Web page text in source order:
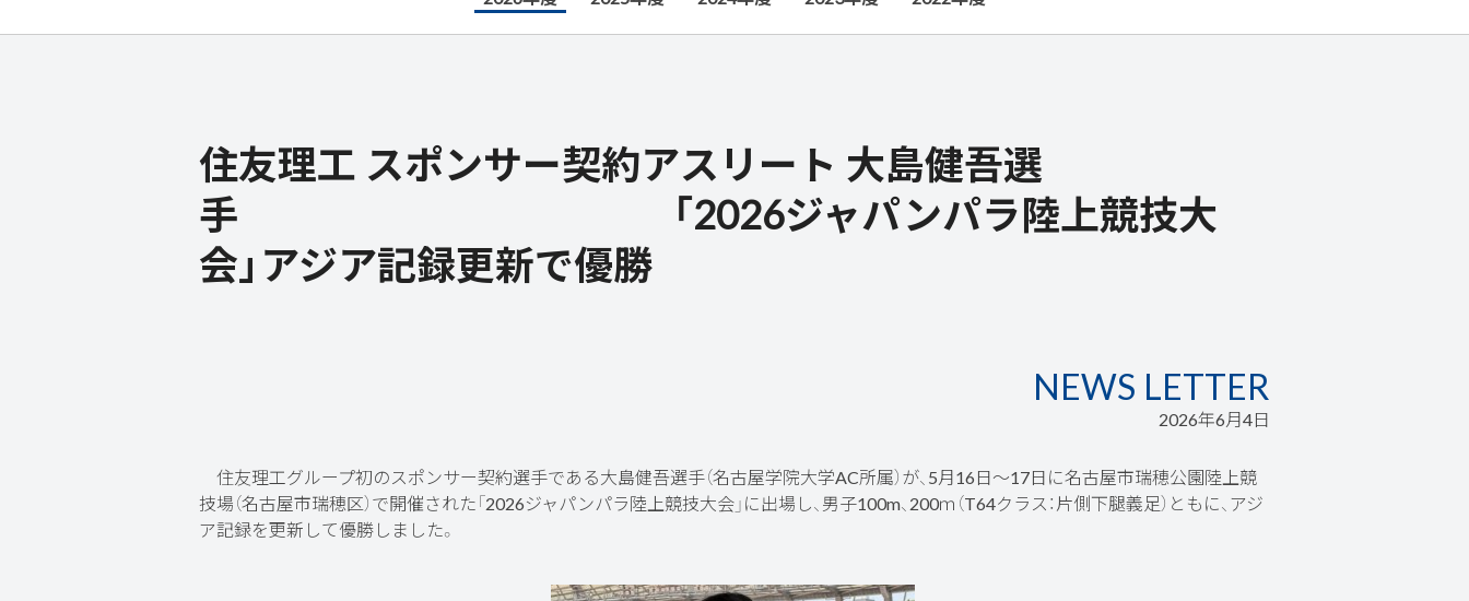
住友理工 スポンサー契約アスリート 大島健吾選
手 「2026ジャパンパラ陸上競技大
会」アジア記録更新で優勝
NEWS LETTER
2026年6月4日
住友理工グループ初のスポンサー契約選手である大島健吾選手（名古屋学院大学AC所属）が、5月16日～17日に名古屋市瑞穂公園陸上競
技場（名古屋市瑞穂区）で開催された「2026ジャパンパラ陸上競技大会」に出場し、男子100m、200ｍ（T64クラス：片側下腿義足）ともに、アジ
ア記録を更新して優勝しました。